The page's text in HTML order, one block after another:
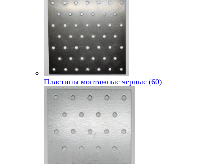
Пластины монтажные черные (60)